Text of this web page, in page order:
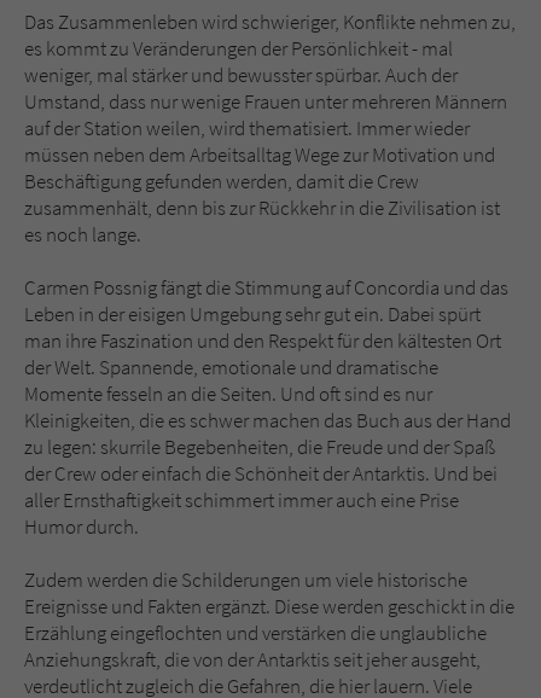
Das Zusammenleben wird schwieriger, Konflikte nehmen zu,
es kommt zu Veränderungen der Persönlichkeit - mal
weniger, mal stärker und bewusster spürbar. Auch der
Umstand, dass nur wenige Frauen unter mehreren Männern
auf der Station weilen, wird thematisiert. Immer wieder
müssen neben dem Arbeitsalltag Wege zur Motivation und
Beschäftigung gefunden werden, damit die Crew
zusammenhält, denn bis zur Rückkehr in die Zivilisation ist
es noch lange.
Carmen Possnig fängt die Stimmung auf Concordia und das
Leben in der eisigen Umgebung sehr gut ein. Dabei spürt
man ihre Faszination und den Respekt für den kältesten Ort
der Welt. Spannende, emotionale und dramatische
Momente fesseln an die Seiten. Und oft sind es nur
Kleinigkeiten, die es schwer machen das Buch aus der Hand
zu legen: skurrile Begebenheiten, die Freude und der Spaß
der Crew oder einfach die Schönheit der Antarktis. Und bei
aller Ernsthaftigkeit schimmert immer auch eine Prise
Humor durch.
Zudem werden die Schilderungen um viele historische
Ereignisse und Fakten ergänzt. Diese werden geschickt in die
Erzählung eingeflochten und verstärken die unglaubliche
Anziehungskraft, die von der Antarktis seit jeher ausgeht,
verdeutlicht zugleich die Gefahren, die hier lauern. Viele